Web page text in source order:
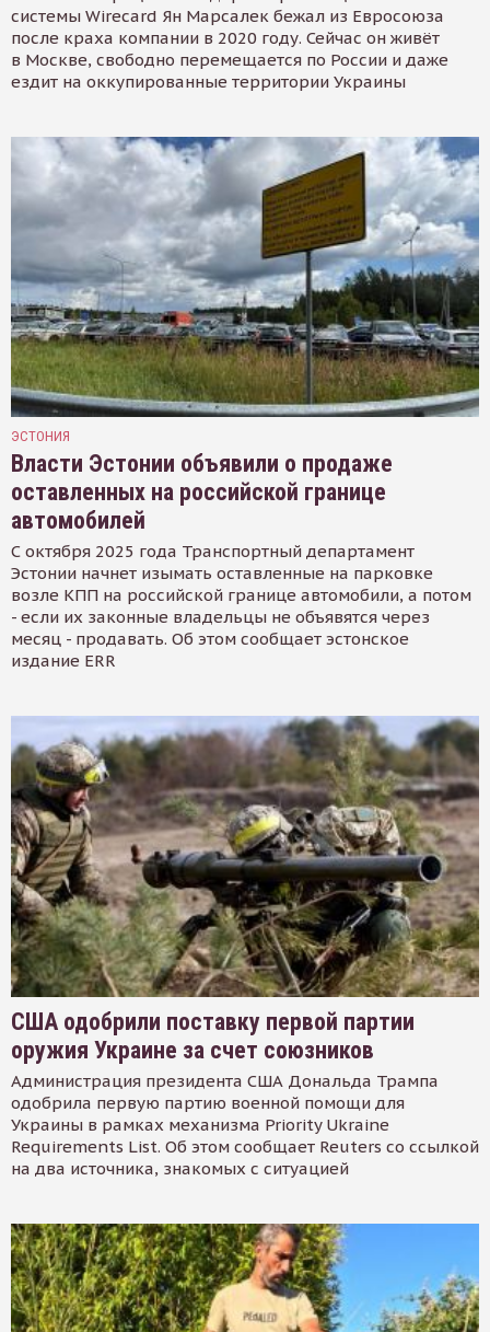
системы Wirecard Ян Марсалек бежал из Евросоюза
после краха компании в 2020 году. Сейчас он живёт
в Москве, свободно перемещается по России и даже
ездит на оккупированные территории Украины
ЭСТОНИЯ
Власти Эстонии объявили о продаже
оставленных на российской границе
автомобилей
С октября 2025 года Транспортный департамент
Эстонии начнет изымать оставленные на парковке
возле КПП на российской границе автомобили, а потом
- если их законные владельцы не объявятся через
месяц - продавать. Об этом сообщает эстонское
издание ERR
США одобрили поставку первой партии
оружия Украине за счет союзников
Администрация президента США Дональда Трампа
одобрила первую партию военной помощи для
Украины в рамках механизма Priority Ukraine
Requirements List. Об этом сообщает Reuters со ссылкой
на два источника, знакомых с ситуацией